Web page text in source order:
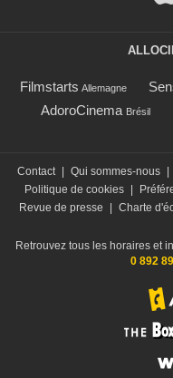
Filmstarts Allemagne
AdoroCinema Brésil
Contact Qui sommes-nous
Politique de cookies
Revue de presse
Charte
Retrouvez tous les horaires et
0 892